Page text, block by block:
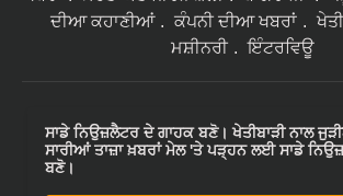
ਦੀਆ ਕਹਾਣੀਆਂ
ਕੰਪਨੀ ਦੀਆ ਖਬਰਾਂ
ਮਸ਼ੀਨਰੀ
ਇੰਟਰਵਿਊ
ਸਾਡੇ ਨਿਉਜ਼ਲੈਟਰ ਦੇ ਗਾਹਕ ਬਣੋ। ਖੇਤੀਬਾੜੀ ਨਾਲ
ਸਾਰੀਆਂ ਤਾਜ਼ਾ ਖ਼ਬਰਾਂ ਮੇਲ 'ਤੇ ਪੜ੍ਹਨ ਲਈ ਸਾਡੇ
ਬਣੋ।